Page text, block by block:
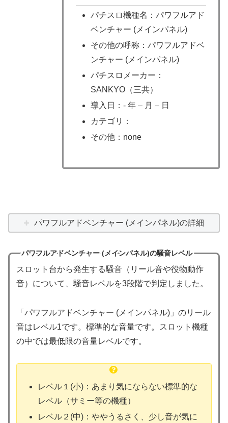
パチスロ機種名：パワフルアド
ベンチャー (メインパネル)
その他の呼称：パワフルアドベ
ンチャー (メインパネル)
パチスロメーカー：
SANKYO（三共）
導入日：- 年 – 月 – 日
カテゴリ：
その他：none
パワフルアドベンチャー (メインパネル)の詳細
パワフルアドベンチャー (メインパネル)の騒音レベル
スロット台から発生する騒音（リール音や役物動作
音）について、騒音レベルを3段階で判定しました。
「パワフルアドベンチャー (メインパネル)」のリール
音はレベル1です。標準的な音量です。スロット機種
の中では最低限の音量レベルです。
レベル１(小)：あまり気にならない標準的な
レベル（サミー等の機種）
レベル２(中)：ややうるさく、少し音が気に